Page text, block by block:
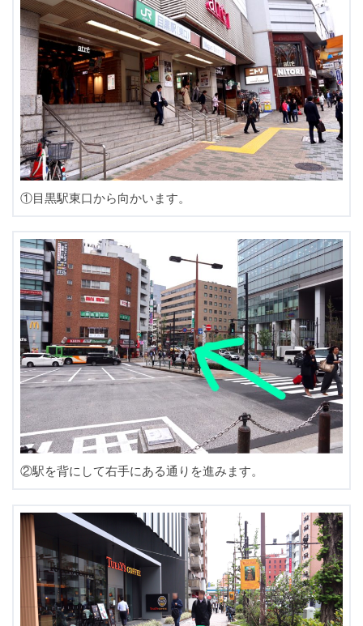
①目黒駅東口から向かいます。
②駅を背にして右手にある通りを進みます。